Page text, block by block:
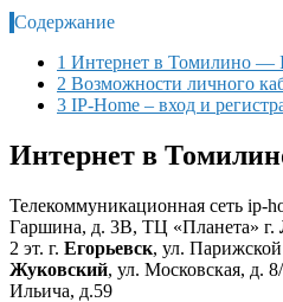
Содержание
1 Интернет в Томилино —
2 Возможности личного
3 IP-Home – вход и
Интернет в
Телекоммуникационная сеть ip-
Гаршина, д. 3В, ТЦ «Планета» г.
2 эт. г. Егорьевск, ул.
Жуковский, ул. Московская, д.
Ильича, д.59